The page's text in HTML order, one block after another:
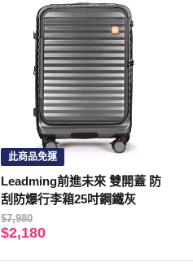
此商品免運
Leadming前進未來 雙開蓋 防
刮防爆行李箱25吋鋼鐵灰
$7,980
$2,180